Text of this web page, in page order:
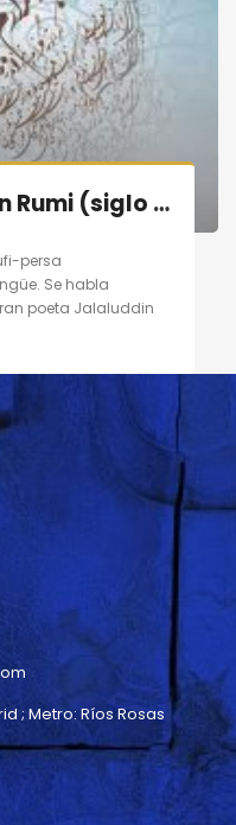
Tarde de Poesía con Rumi (siglo XIII) en Madrid el 10/09/11
persa
Se habla
poeta Jalaluddin